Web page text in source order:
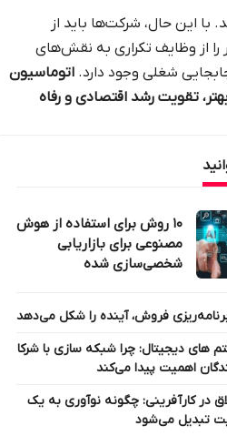
با این حال، شرکت‌ها باید از
را از وظایف تکراری به نقش‌های
شغلی وجود دارد. اتوماسیون
تقویت رشد اقتصادی و رفاه
۱۰ روش برای استفاده از هوش
مصنوعی برای بازاریابی
شخصی‌سازی‌ شده
فروش، آینده را شکل می‌دهد
های دیجیتال: چرا شبکه‌ سازی با شرکا
اهمیت پیدا می‌کند
در کارآفرینی: چگونه نوآوری به یک
تبدیل می‌شود